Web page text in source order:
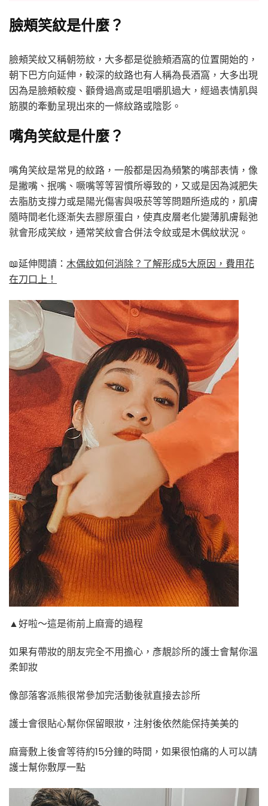
臉頰笑紋是什麼？
臉頰笑紋又稱朝笏紋，大多都是從臉頰酒窩的位置開始的，
朝下巴方向延伸，較深的紋路也有人稱為長酒窩，大多出現
因為是臉頰較瘦、顴骨過高或是咀嚼肌過大，經過表情肌與
筋膜的牽動呈現出來的一條紋路或陰影。
嘴角笑紋是什麼？
嘴角笑紋是常見的紋路，一般都是因為頻繁的嘴部表情，像
是撇嘴、抿嘴、噘嘴等等習慣所導致的，又或是因為減肥失
去脂肪支撐力或是陽光傷害與吸菸等等問題所造成的，肌膚
隨時間老化逐漸失去膠原蛋白，使真皮層老化變薄肌膚鬆弛
就會形成笑紋，通常笑紋會合併法令紋或是木偶紋狀況。
📖延伸閱讀： 木偶紋如何消除？了解形成5大原因，費用花
在刀口上！
▲好啦～這是術前上麻膏的過程
如果有帶妝的朋友完全不用擔心，彥靚診所的護士會幫你溫
柔卸妝
像部落客派熊很常參加完活動後就直接去診所
護士會很貼心幫你保留眼妝，注射後依然能保持美美的
麻膏敷上後會等待約15分鐘的時間，如果很怕痛的人可以請
護士幫你敷厚一點